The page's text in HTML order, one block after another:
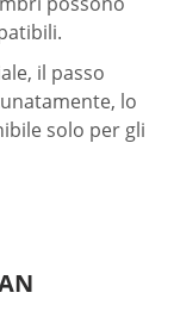
il passo
lo
solo per gli